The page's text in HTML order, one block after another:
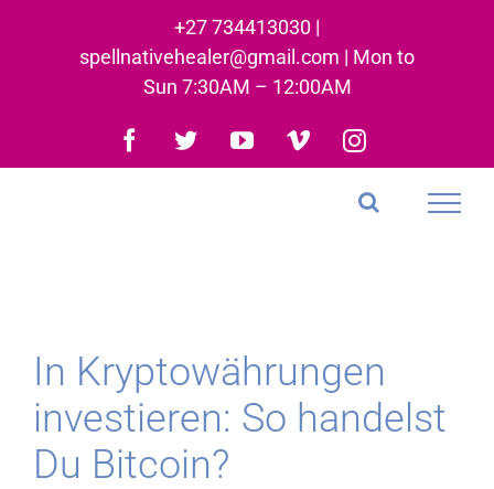
+27 734413030 |
spellnativehealer@gmail.com | Mon to
Sun 7:30AM – 12:00AM
Facebook
TwitterYouTubeVimeoInstagram
In Kryptowährungen
investieren: So handelst
Du Bitcoin?